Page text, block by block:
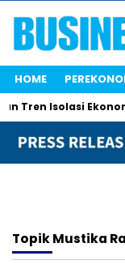
HOME
Tren Isolasi
TopikMustika